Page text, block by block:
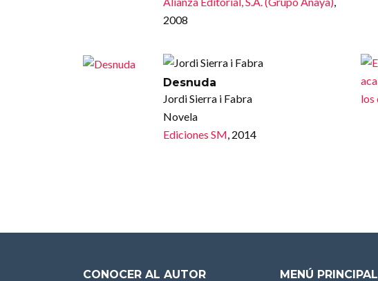
2008
Desnuda
Jordi Sierra i Fabra
Novela
Ediciones SM, 2014
CONOCER AL AUTOR MENÚ PRINCIPAL